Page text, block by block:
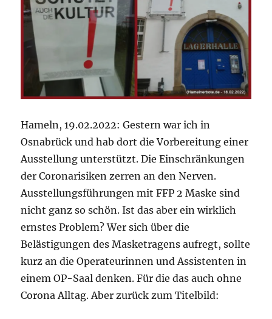
Hameln, 19.02.2022: Gestern war ich in
Osnabrück und hab dort die Vorbereitung einer
Ausstellung unterstützt. Die Einschränkungen
der Coronarisiken zerren an den Nerven.
Ausstellungsführungen mit FFP 2 Maske sind
nicht ganz so schön. Ist das aber ein wirklich
ernstes Problem? Wer sich über die
Belästigungen des Masketragens aufregt, sollte
kurz an die Operateurinnen und Assistenten in
einem OP-Saal denken. Für die das auch ohne
Corona Alltag. Aber zurück zum Titelbild: